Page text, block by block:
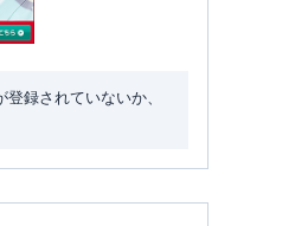
録されていないか、